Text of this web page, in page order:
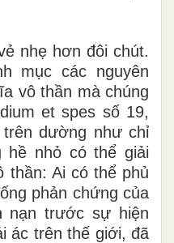
nhẹ hơn đôi chút.
mục các nguyên
vô thần mà chúng
et spes số 19,
dường như chỉ
hề nhỏ có thể giải
thần: Ai có thể phủ
phản chứng của
nạn trước sự hiện
ác trên thế giới, đã